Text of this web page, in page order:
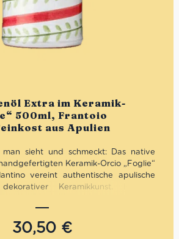
Extra im Keramik-
500ml, Frantoio
aus Apulien
man sieht und schmeckt: Das native
Keramik-Orcio „Foglie“
vereint authentische apulische
Keramikkunst. Intensiv,
Keramikgefäß, das Licht und
für Genießer, als stilvolles Geschenk
jeder Küche.
30,50 €